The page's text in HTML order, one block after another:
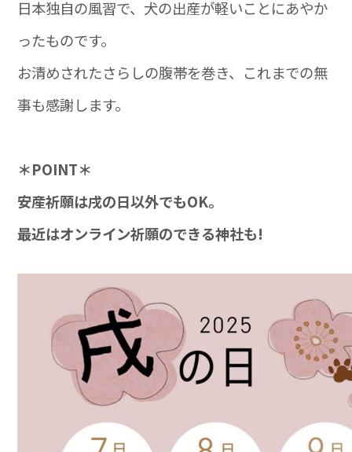
日本独自の風習で、犬の出産が軽いことにあやか
ったものです。
お清めされたさらしの腹帯を巻き、これまでの無
事も感謝します。
＊POINT＊
安産祈願は戌の日以外でもOK。
最近はオンライン祈願のできる神社も!